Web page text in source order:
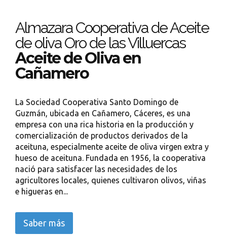
Almazara Cooperativa de Aceite
de oliva Oro de las Villuercas
Aceite de Oliva en
Cañamero
La Sociedad Cooperativa Santo Domingo de
Guzmán, ubicada en Cañamero, Cáceres, es una
empresa con una rica historia en la producción y
comercialización de productos derivados de la
aceituna, especialmente aceite de oliva virgen extra y
hueso de aceituna. Fundada en 1956, la cooperativa
nació para satisfacer las necesidades de los
agricultores locales, quienes cultivaron olivos, viñas
e higueras en...
Saber más